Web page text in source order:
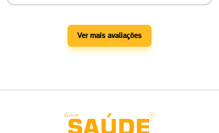
Ver mais avaliações